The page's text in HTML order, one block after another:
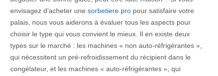
envisagez d’acheter une sorbetiere propour satisfaire votre
palais, nous vous aiderons à évaluer tous les aspects pour
choisir le type qui vous convient le mieux. Il en existe deux
types sur le marché : les machines « non auto-réfrigérantes »,
qui nécessitent un pré-refroidissement du récipient dans le
congélateur, et les machines « auto-réfrigérantes », qui